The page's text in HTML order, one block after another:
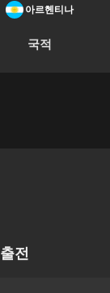
아르헨티나
국적
출전